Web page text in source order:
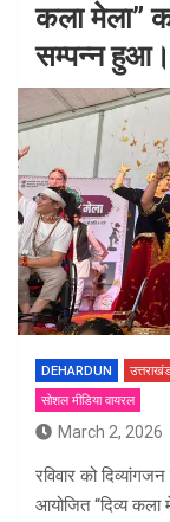
कला मेला”
सम्पन्न हुआ।
DEHARDUN
सोशल मीडिया वायरल
March 2, 2026
रविवार को
आयोजित “दिव्य कला